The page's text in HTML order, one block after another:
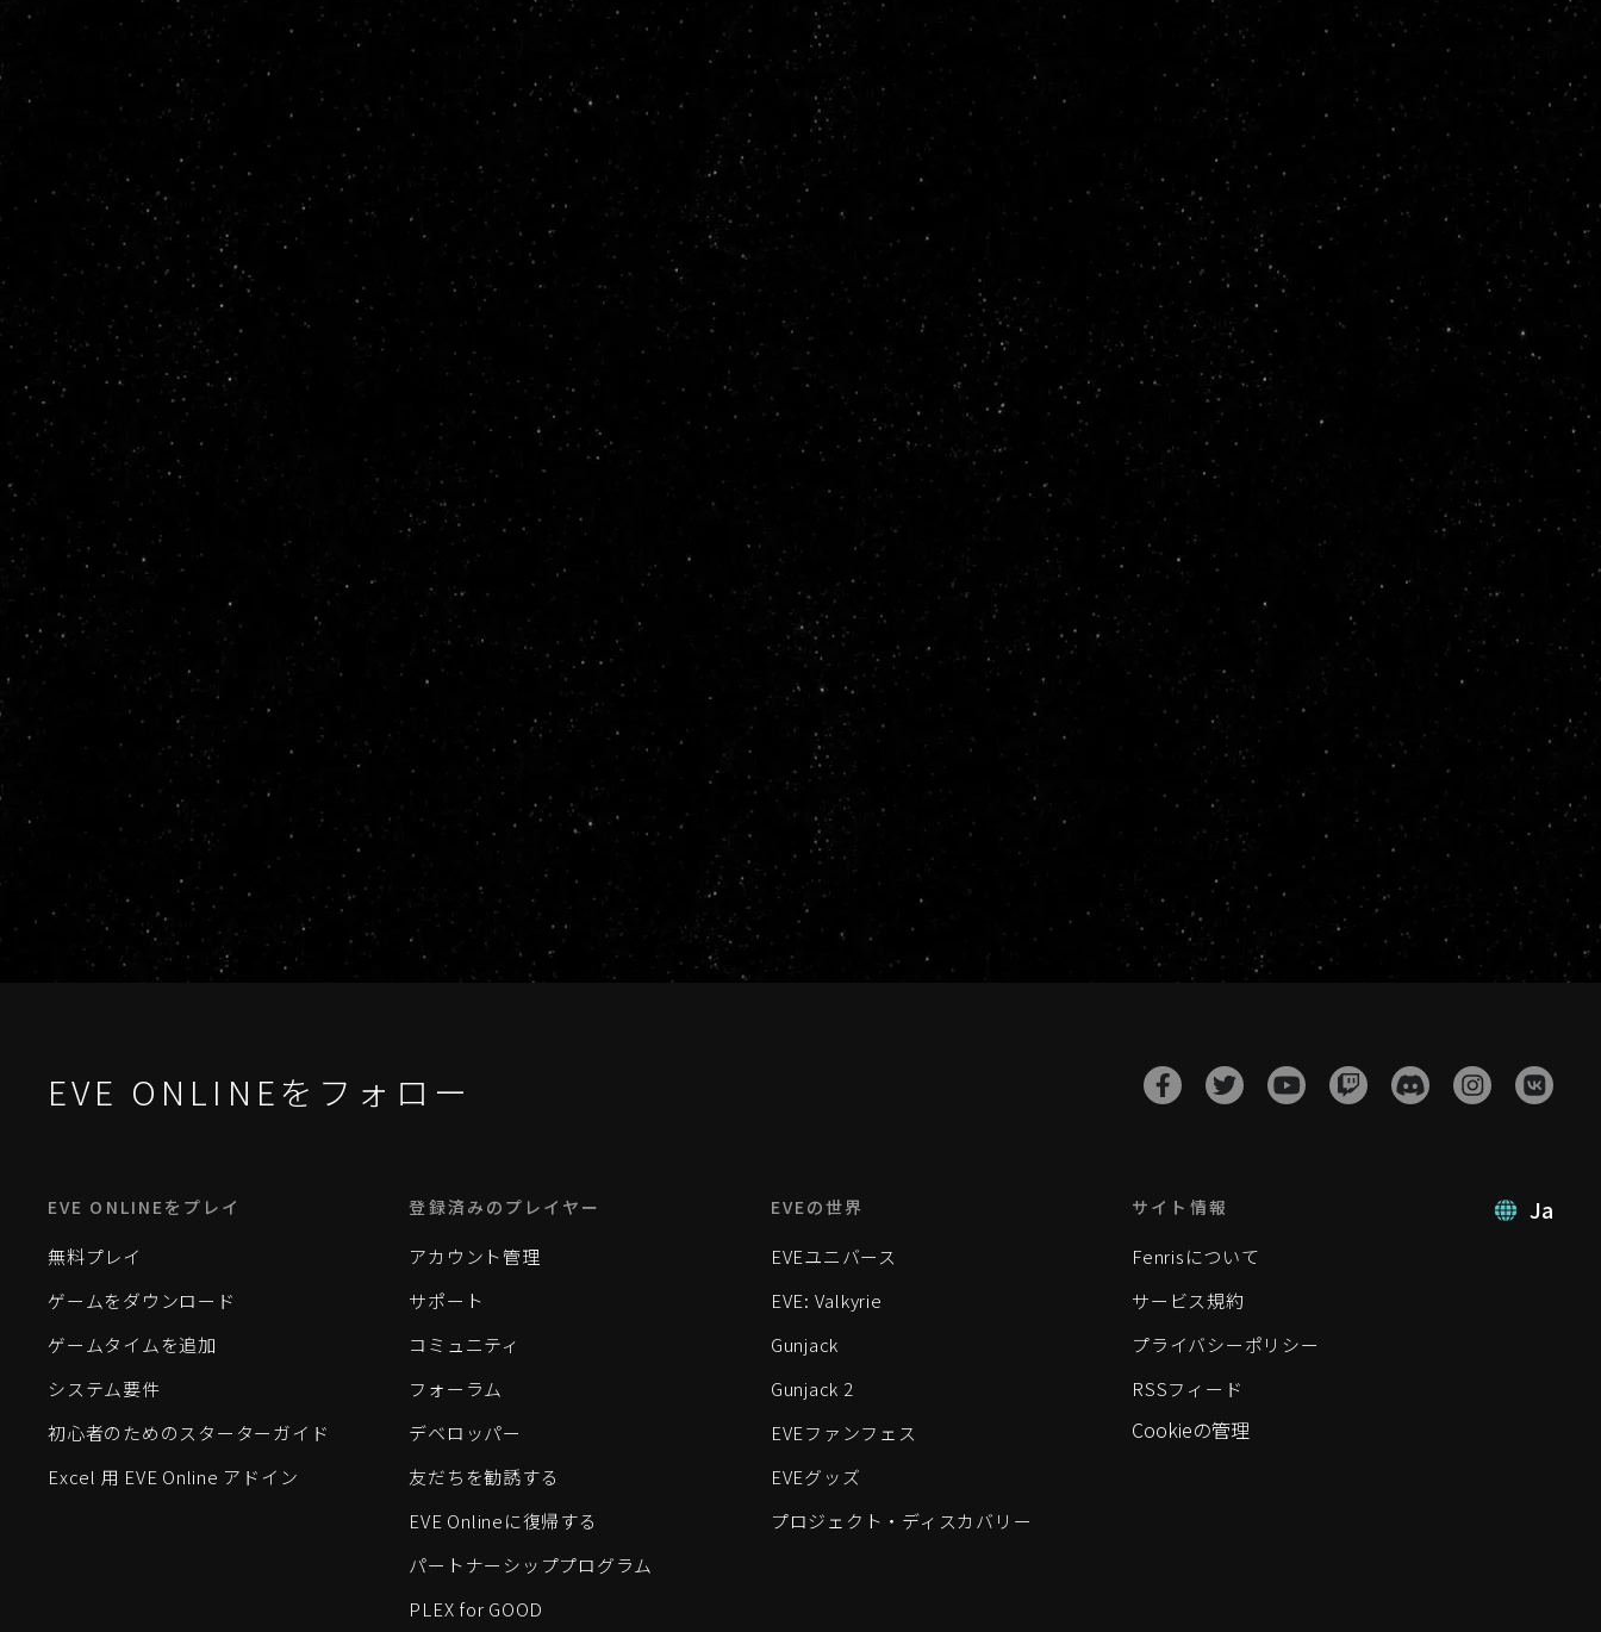
EVE ONLINEをフォロー
Ja
EVE ONLINEをプレイ
無料プレイ
ゲームをダウンロード
ゲームタイムを追加
システム要件
初心者のためのスターターガイド
Excel 用 EVE Online アドイン
登録済みのプレイヤー
アカウント管理
サポート
コミュニティ
フォーラム
デベロッパー
友だちを勧誘する
EVE Onlineに復帰する
パートナーシッププログラム
PLEX for GOOD
EVEの世界
EVEユニバース
EVE: Valkyrie
Gunjack
Gunjack 2
EVEファンフェス
EVEグッズ
プロジェクト・ディスカバリー
サイト情報
Fenrisについて
サービス規約
プライバシーポリシー
RSSフィード
Cookieの管理